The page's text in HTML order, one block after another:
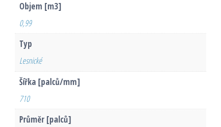
Objem [m3]
0,99
Typ
Lesnické
Šířka [palců/mm]
710
Průměr [palců]